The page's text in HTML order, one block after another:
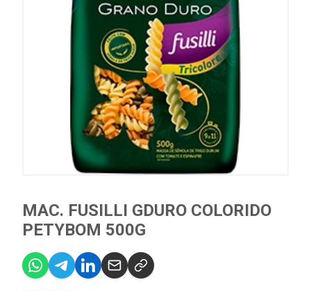
MAC. FUSILLI GDURO COLORIDO
PETYBOM 500G